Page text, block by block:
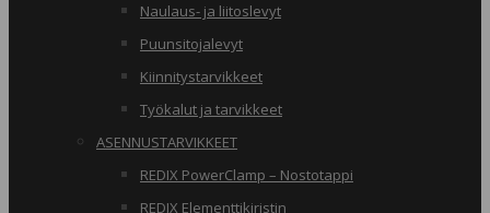
Naulaus- ja liitoslevyt
Puunsitojalevyt
Kiinnitystarvikkeet
Työkalut ja tarvikkeet
ASENNUSTARVIKKEET
REDIX PowerClamp – Nostotappi
REDIX Elementtikiristin